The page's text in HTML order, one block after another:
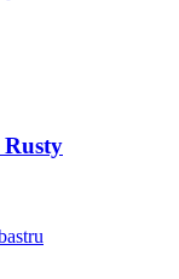
Rusty